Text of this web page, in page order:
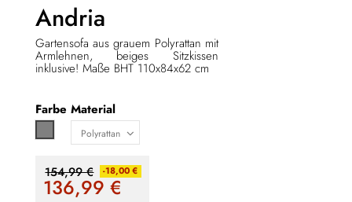
Andria
Gartensofa aus grauem Polyrattan mit
Armlehnen, beiges Sitzkissen
inklusive! Maße BHT 110x84x62 cm
Farbe Material
154,99 € -18,00 €
136,99€